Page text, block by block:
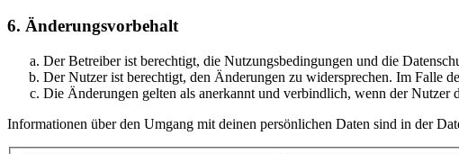
6. Änderungsvorbehalt
Der Betreiber ist berechtigt, die Nutzungsbedingungen und die
Der Nutzer ist berechtigt, den Änderungen zu widersprechen. Im Falle
Die Änderungen gelten als anerkannt und verbindlich, wenn der Nutzer
Informationen über den Umgang mit deinen persönlichen Daten sind in der